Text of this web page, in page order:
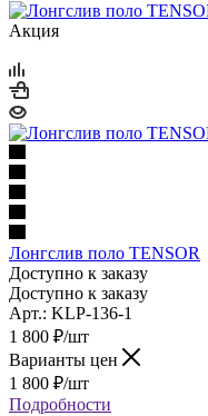
Акция
Лонгслив поло TENSOR
Доступно к заказу
Доступно к заказу
Арт.: KLP-136-1
1 800 ₽/шт
Варианты цен
1 800 ₽/шт
Подробности